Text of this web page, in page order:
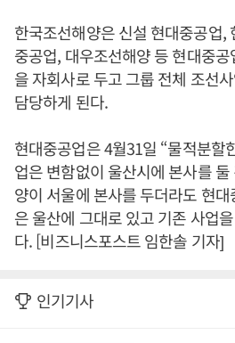
한국조선해양은 신설 현대중공업,
중공업, 대우조선해양 등 현대중
을 자회사로 두고 그룹 전체 조선
담당하게 된다.
현대중공업은 4월31일 “물적분할
업은 변함없이 울산시에 본사를
양이 서울에 본사를 두더라도 현
은 울산에 그대로 있고 기존 사업
다. [비즈니스포스트 임한솔 기자]
인기기사